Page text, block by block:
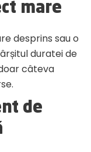
mare
desprins sau o
duratei de
câteva
de